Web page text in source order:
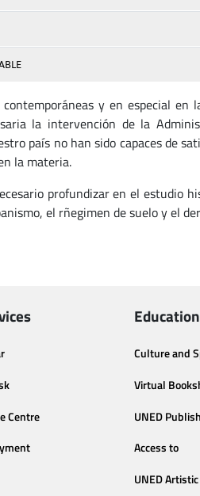
contemporáneas y en especial
la intervención de la
país no han sido capaces de
la materia.
profundizar en el estudio
el rñegimen de suelo y el
Centre
Culture and
Virtual
UNED
Access to
UNED